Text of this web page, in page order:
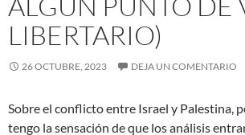
LIBERTARIO)
26 OCTUBRE, 2023 DEJA UN COMENTARIO
Sobre el conflicto entre Israel y Palestina,
tengo la sensación de que los análisis